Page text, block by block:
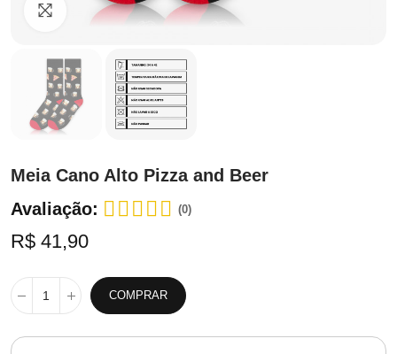
Clique para ampliar
Meia Cano Alto Pizza and Beer
Avaliação:
(0)
R$ 41,90
COMPRAR